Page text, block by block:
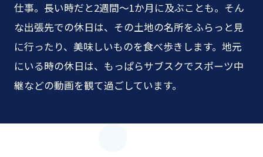
仕事。長い時だと2週間〜1か月に及ぶことも。そん
な出張先での休日は、その土地の名所をふらっと見
に行ったり、美味しいものを食べ歩きします。地元
にいる時の休日は、もっぱらサブスクでスポーツ中
継などの動画を観て過ごしています。